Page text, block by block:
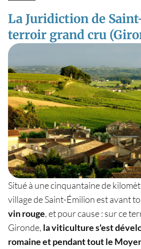
La Juridiction de
terroir grand cru
Situé à une cinquantaine de
village de Saint-Émilion est avant
vin rouge, et pour cause : sur ce
Gironde, la viticulture s'est
romaine et pendant tout le